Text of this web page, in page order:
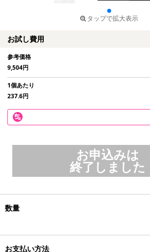
タップで拡大表示
お試し費用
参考価格
9,504円
1個あたり
237.6円
お申込みは
終了しました
数量
お支払い方法